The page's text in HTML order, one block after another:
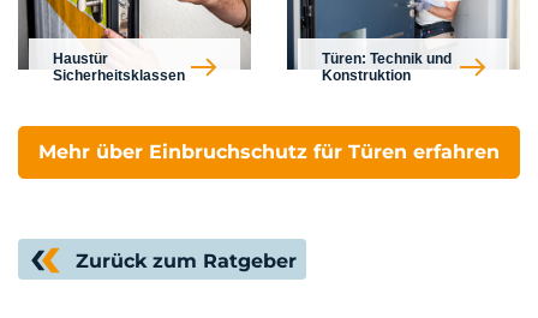
Haustür
Sicherheitsklassen
Türen: Technik und
Konstruktion
Mehr über Einbruchschutz für Türen erfahren
Zurück zum Ratgeber